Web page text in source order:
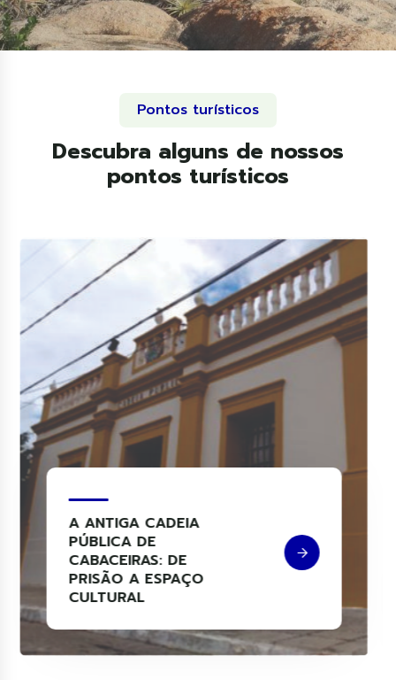
Pontos turísticos
Descubra alguns de nossos
pontos turísticos
PORTAL DA LUZ